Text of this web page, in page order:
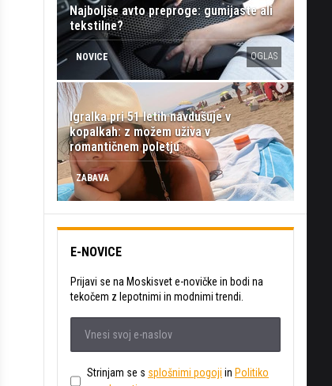
Najboljše avto preproge: gumijaste ali
tekstilne?
NOVICE OGLAS
Igralka pri 51 letih navdušuje v
kopalkah: z možem uživa v
romantičnem poletju
ZABAVA
E-NOVICE
Prijavi se na Moskisvet e-novičke in bodi na
tekočem z lepotnimi in modnimi trendi.
Strinjam se s splošnimi pogoji in Politiko